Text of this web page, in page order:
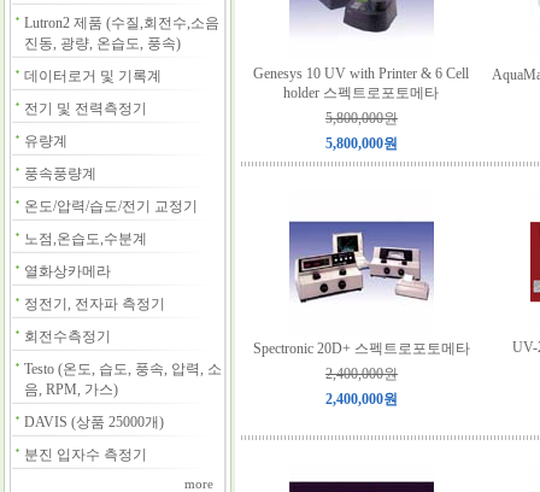
Lutron2 제품 (수질,회전수,소음
진동, 광량, 온습도, 풍속)
데이터로거 및 기록계
전기 및 전력측정기
유량계
풍속풍량계
온도/압력/습도/전기 교정기
노점,온습도,수분계
열화상카메라
정전기, 전자파 측정기
회전수측정기
Testo (온도, 습도, 풍속, 압력, 소
음, RPM, 가스)
DAVIS (상품 25000개)
분진 입자수 측정기
more
Genesys 10 UV with Printer & 6 Cell
holder 스펙트로포토메타
5,800,000원
5,800,000원
Spectronic 20D+ 스펙트로포토메타
2,400,000원
2,400,000원
UV-